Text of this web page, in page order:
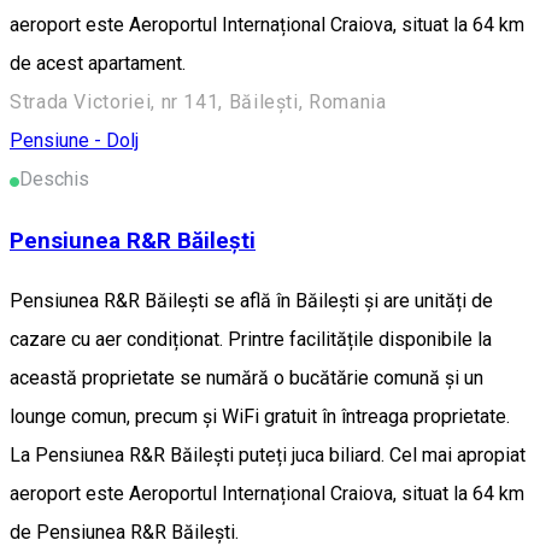
aeroport este Aeroportul Internațional Craiova, situat la 64 km
de acest apartament.
Strada Victoriei, nr 141, Băilești, Romania
Pensiune - Dolj
Deschis
Pensiunea R&R Băilești
Pensiunea R&R Băilești se află în Băileşti și are unități de
cazare cu aer condiționat. Printre facilitățile disponibile la
această proprietate se numără o bucătărie comună și un
lounge comun, precum și WiFi gratuit în întreaga proprietate.
La Pensiunea R&R Băilești puteți juca biliard. Cel mai apropiat
aeroport este Aeroportul Internațional Craiova, situat la 64 km
de Pensiunea R&R Băilești.